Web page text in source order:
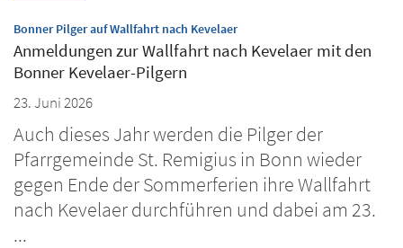
Bonner Pilger auf Wallfahrt nach Kevelaer:
Anmeldungen zur Wallfahrt nach Kevelaer mit den
Bonner Kevelaer-Pilgern
23. Juni 2026
Auch dieses Jahr werden die Pilger der
Pfarrgemeinde St. Remigius in Bonn wieder
gegen Ende der Sommerferien ihre Wallfahrt
nach Kevelaer durchführen und dabei am 23.
...